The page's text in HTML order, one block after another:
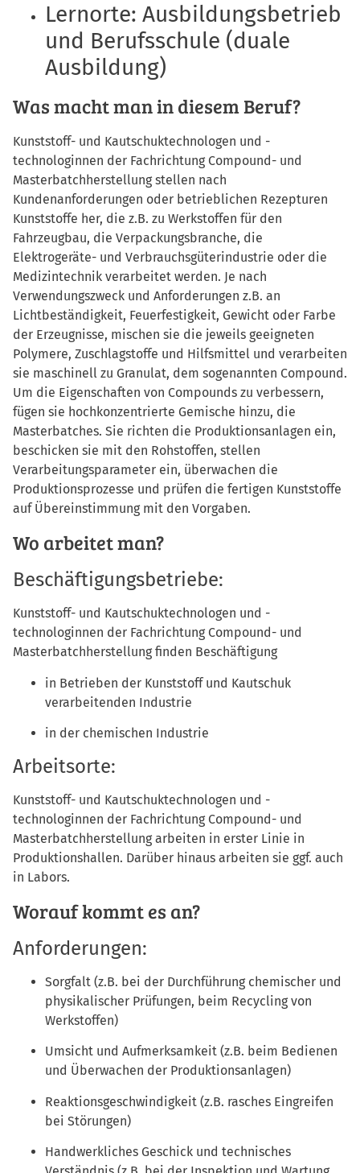
Lernorte: Ausbildungsbetrieb
und Berufsschule (duale
Ausbildung)
Was macht man in diesem Beruf?
Kunststoff- und Kautschuktechnologen und -
technologinnen der Fachrichtung Compound- und
Masterbatchherstellung stellen nach
Kundenanforderungen oder betrieblichen Rezepturen
Kunststoffe her, die z.B. zu Werkstoffen für den
Fahrzeugbau, die Verpackungsbranche, die
Elektrogeräte- und Verbrauchsgüterindustrie oder die
Medizintechnik verarbeitet werden. Je nach
Verwendungszweck und Anforderungen z.B. an
Lichtbeständigkeit, Feuerfestigkeit, Gewicht oder Farbe
der Erzeugnisse, mischen sie die jeweils geeigneten
Polymere, Zuschlagstoffe und Hilfsmittel und verarbeiten
sie maschinell zu Granulat, dem sogenannten Compound.
Um die Eigenschaften von Compounds zu verbessern,
fügen sie hochkonzentrierte Gemische hinzu, die
Masterbatches. Sie richten die Produktionsanlagen ein,
beschicken sie mit den Rohstoffen, stellen
Verarbeitungsparameter ein, überwachen die
Produktionsprozesse und prüfen die fertigen Kunststoffe
auf Übereinstimmung mit den Vorgaben.
Wo arbeitet man?
Beschäftigungsbetriebe:
Kunststoff- und Kautschuktechnologen und -
technologinnen der Fachrichtung Compound- und
Masterbatchherstellung finden Beschäftigung
in Betrieben der Kunststoff und Kautschuk
verarbeitenden Industrie
in der chemischen Industrie
Arbeitsorte:
Kunststoff- und Kautschuktechnologen und -
technologinnen der Fachrichtung Compound- und
Masterbatchherstellung arbeiten in erster Linie in
Produktionshallen. Darüber hinaus arbeiten sie ggf. auch
in Labors.
Worauf kommt es an?
Anforderungen:
Sorgfalt (z.B. bei der Durchführung chemischer und
physikalischer Prüfungen, beim Recycling von
Werkstoffen)
Umsicht und Aufmerksamkeit (z.B. beim Bedienen
und Überwachen der Produktionsanlagen)
Reaktionsgeschwindigkeit (z.B. rasches Eingreifen
bei Störungen)
Handwerkliches Geschick und technisches